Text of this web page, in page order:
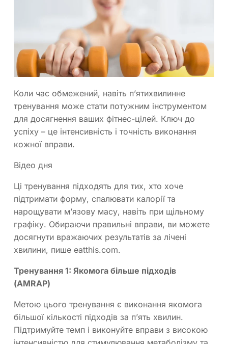
Коли час обмежений, навіть п’ятихвилинне
тренування може стати потужним інструментом
для досягнення ваших фітнес-цілей. Ключ до
успіху – це інтенсивність і точність виконання
кожної вправи.
Відео дня
Ці тренування підходять для тих, хто хоче
підтримати форму, спалювати калорії та
нарощувати м’язову масу, навіть при щільному
графіку. Обираючи правильні вправи, ви можете
досягнути вражаючих результатів за лічені
хвилини, пише eatthis.com.
Тренування 1: Якомога більше підходів
(AMRAP)
Метою цього тренування є виконання якомога
більшої кількості підходів за п’ять хвилин.
Підтримуйте темп і виконуйте вправи з високою